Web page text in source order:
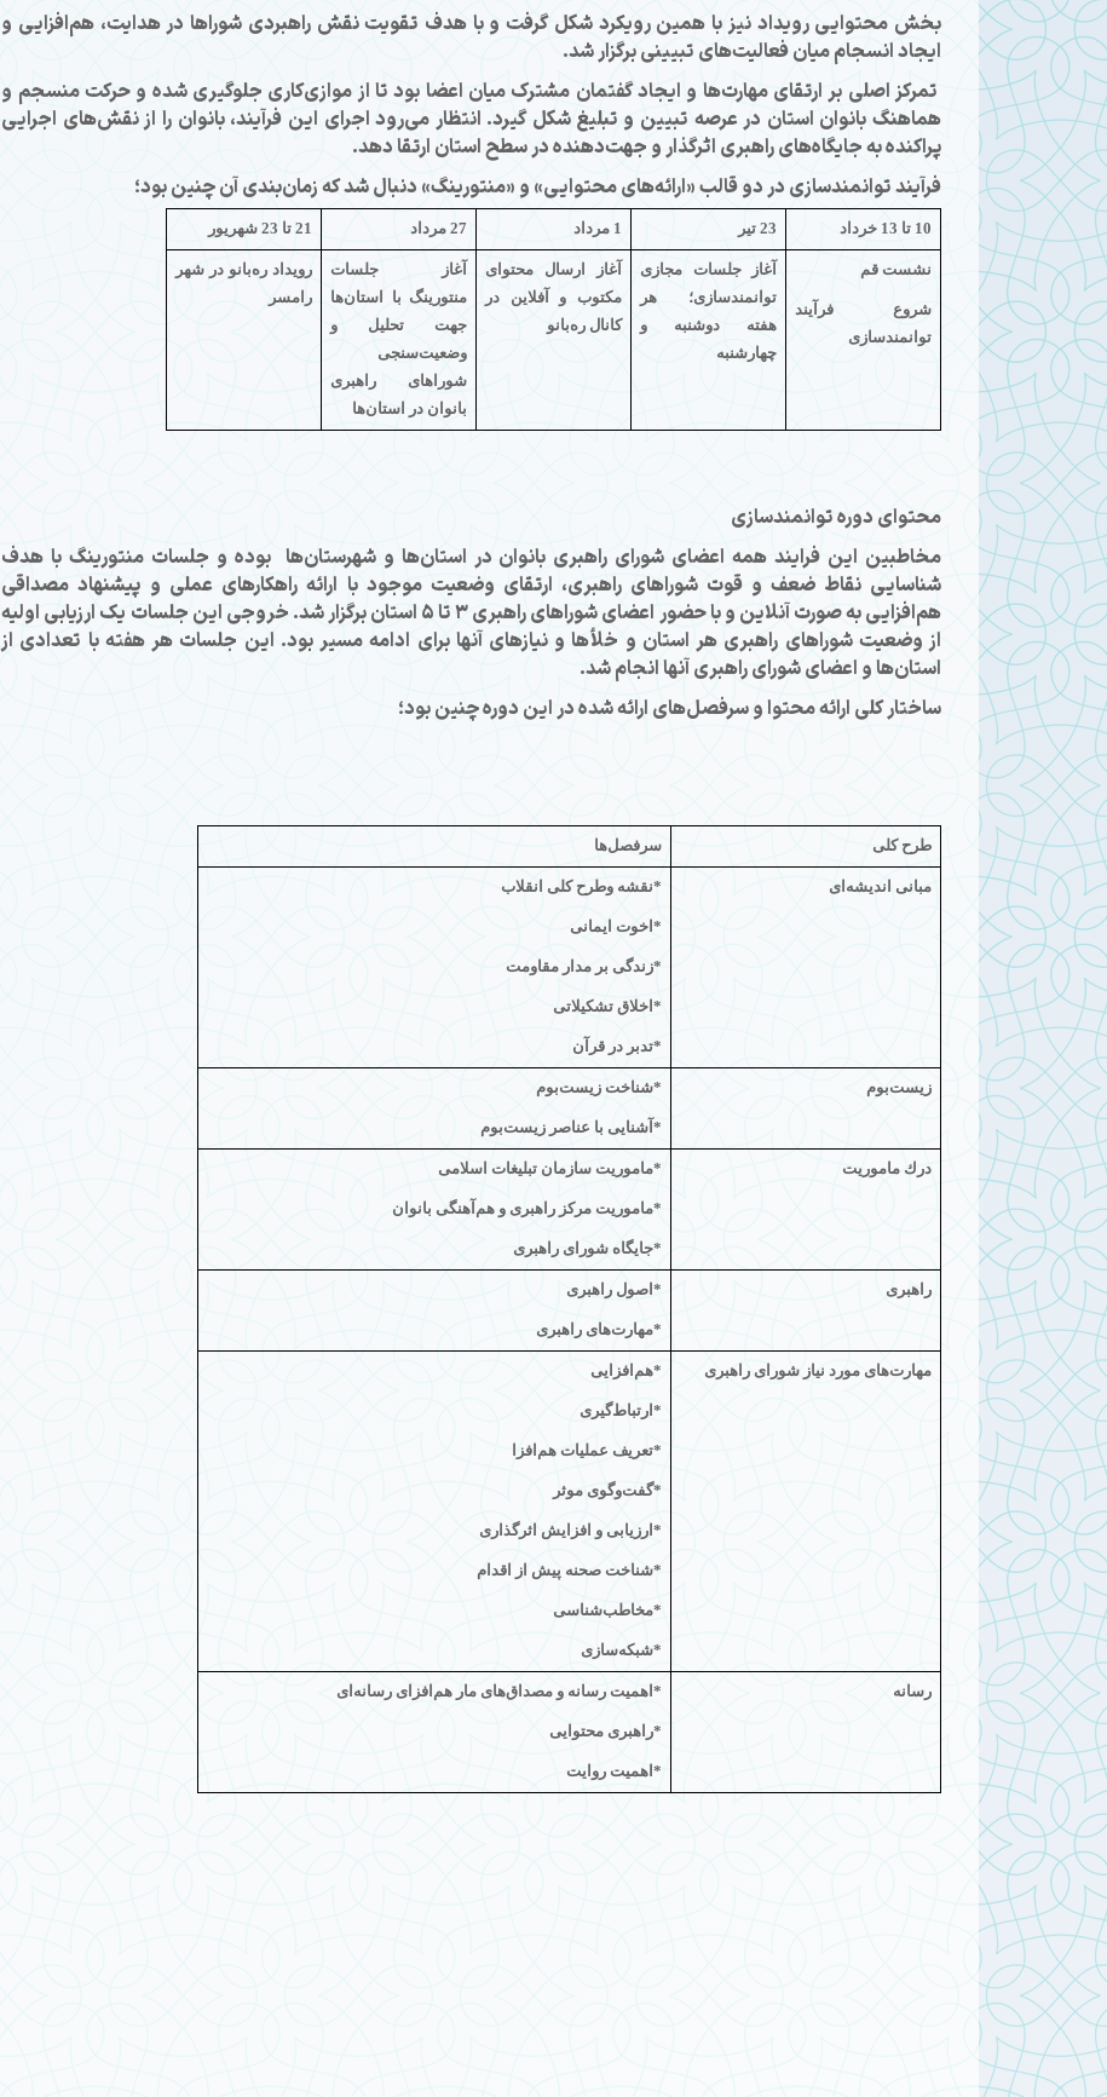
بخش محتوایی رویداد نیز با همین رویکرد شکل گرفت و با هدف تقویت نقش راهبردی شوراها در هدایت، هم‌افزایی و
ایجاد انسجام میان فعالیت‌های تبیینی برگزار شد.
تمرکز اصلی بر ارتقای مهارت‌ها و ایجاد گفتمان مشترک میان اعضا بود تا از موازی‌کاری جلوگیری شده و حرکت منسجم و
هماهنگ بانوان استان در عرصه تبیین و تبلیغ شکل گیرد. انتظار می‌رود اجرای این فرآیند، بانوان را از نقش‌های اجرایی
پراکنده به جایگاه‌های راهبری اثرگذار و جهت‌دهنده در سطح استان ارتقا دهد.
فرآیند توانمندسازی در دو قالب «ارائه‌های محتوایی» و «منتورینگ» دنبال شد که زمان‌بندی آن چنین بود؛
10 تا 13 خرداد 23 تیر 1 مرداد 27 مرداد 21 تا 23 شهریور
نشست قم
شروع فرآیند
توانمندسازی
آغاز جلسات مجازی
توانمندسازی؛ هر
هفته دوشنبه و
چهارشنبه
آغاز ارسال محتوای
مکتوب و آفلاین در
کانال ره‌بانو
آغاز جلسات
منتورینگ با استان‌ها
جهت تحلیل و
وضعیت‌سنجی
شوراهای راهبری
بانوان در استان‌ها
رویداد ره‌بانو در شهر
رامسر
محتوای دوره توانمندسازی
مخاطبین این فرایند همه اعضای شورای راهبری بانوان در استان‌ها و شهرستان‌ها بوده و جلسات منتورینگ با هدف
شناسایی نقاط ضعف و قوت شوراهای راهبری، ارتقای وضعیت موجود با ارائه راهکارهای عملی و پیشنهاد مصداقی
هم‌افزایی به صورت آنلاین و با حضور اعضای شوراهای راهبری 3 تا 5 استان برگزار شد. خروجی این جلسات یک ارزیابی اولیه
از وضعیت شوراهای راهبری هر استان و خلأها و نیازهای آنها برای ادامه مسیر بود. این جلسات هر هفته با تعدادی از
استان‌ها و اعضای شورای راهبری آنها انجام شد.
ساختار کلی ارائه محتوا و سرفصل‌های ارائه شده در این دوره چنین بود؛
طرح كلی سرفصل‌ها
مبانی اندیشه‌ای *نقشه وطرح كلی انقلاب
*اخوت ایمانی
*زندگی بر مدار مقاومت
*اخلاق تشكیلاتی
*تدبر در قرآن
زیست‌بوم *شناخت زیست‌بوم
*آشنایی با عناصر زیست‌بوم
درك ماموریت *ماموریت سازمان تبلیغات اسلامی
*ماموریت مركز راهبری و هم‌آهنگی بانوان
*جایگاه شورای راهبری
راهبری *اصول راهبری
*مهارت‌های راهبری
مهارت‌های مورد نیاز شورای راهبری *هم‌افزایی
*ارتباط‌گیری
*تعریف عملیات هم‌افزا
*گفت‌وگوی موثر
*ارزیابی و افزایش اثرگذاری
*شناخت صحنه پیش از اقدام
*مخاطب‌شناسی
*شبكه‌سازی
رسانه *اهمیت رسانه و مصداق‌های مار هم‌افزای رسانه‌ای
*راهبری محتوایی
*اهمیت روایت